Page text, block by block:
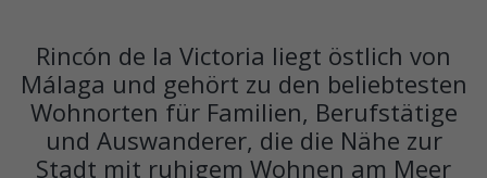
Rincón de la Victoria liegt östlich von
Málaga und gehört zu den beliebtesten
Wohnorten für Familien, Berufstätige
und Auswanderer, die die Nähe zur
Stadt mit ruhigem Wohnen am Meer